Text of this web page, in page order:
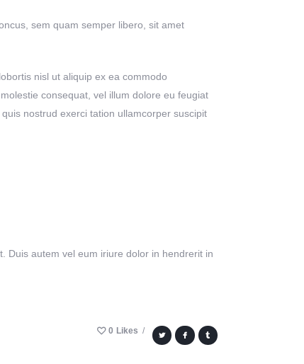
sem quam semper libero, sit amet
nisl ut aliquip ex ea commodo
consequat, vel illum dolore eu feugiat
nostrud exerci tation ullamcorper suscipit
Duis autem vel eum iriure dolor in hendrerit in
0 Likes